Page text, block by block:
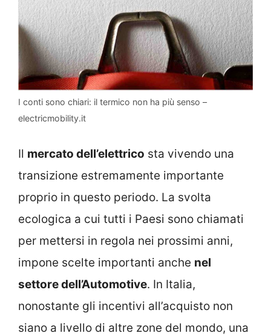
I conti sono chiari: il termico non ha più senso –
electricmobility.it
Il mercato dell’elettrico sta vivendo una
transizione estremamente importante
proprio in questo periodo. La svolta
ecologica a cui tutti i Paesi sono chiamati
per mettersi in regola nei prossimi anni,
impone scelte importanti anche nel
settore dell’Automotive. In Italia,
nonostante gli incentivi all’acquisto non
siano a livello di altre zone del mondo, una